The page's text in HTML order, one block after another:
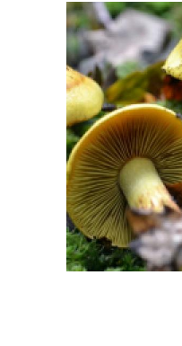
Танцующий гриб
Гриб с черной шляпкой
Грибы с желтой ножкой